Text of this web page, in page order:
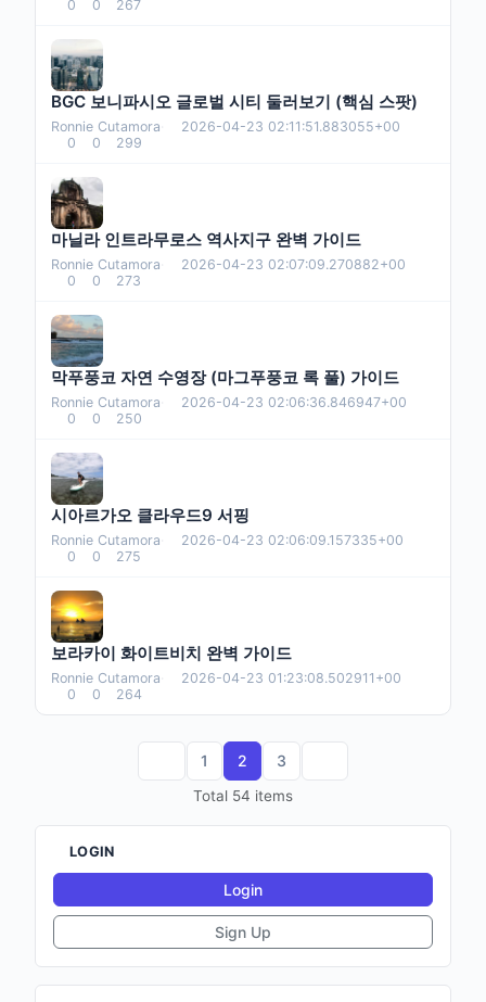
LOGIN
Login
Sign Up
0 0 267
BGC 보니파시오 글로벌 시티 둘러보기 (핵심 스팟)
Ronnie Cutamora
2026-04-23 02:11:51.883055+00
0
0 299
마닐라 인트라무로스 역사지구 완벽 가이드
Ronnie Cutamora
2026-04-23 02:07:09.270882+00
0
0 273
막푸풍코 자연 수영장 (마그푸풍코 록 풀) 가이드
Ronnie Cutamora
2026-04-23 02:06:36.846947+00
0
0 250
시아르가오 클라우드9 서핑
Ronnie Cutamora
2026-04-23 02:06:09.157335+00
0
0 275
보라카이 화이트비치 완벽 가이드
Ronnie Cutamora
2026-04-23 01:23:08.502911+00
0
0 264
1 2 3
Total 54 items